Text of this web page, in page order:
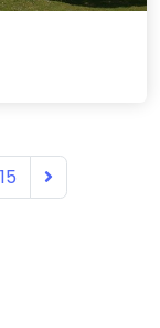
15